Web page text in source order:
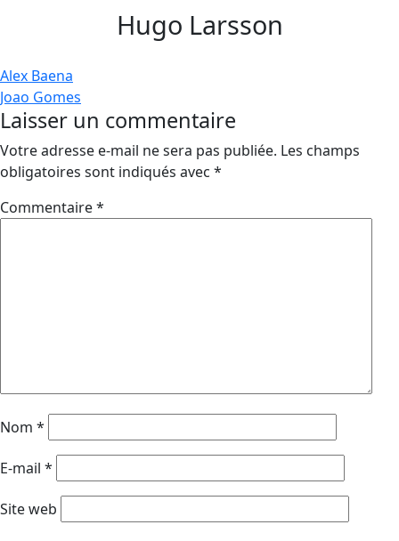
Hugo Larsson
Navigation
de
l’article
Alex Baena
Joao Gomes
Laisser un commentaire
Votre adresse e-mail ne sera pas publiée. Les champs
obligatoires sont indiqués avec *
Commentaire*
Nom *
E-mail *
Site web